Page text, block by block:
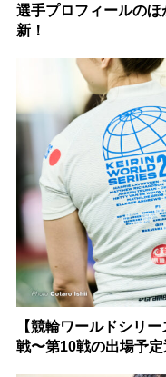
選手プロフィールの
新！
【競輪ワールドシリ
戦〜第10戦の出場予定